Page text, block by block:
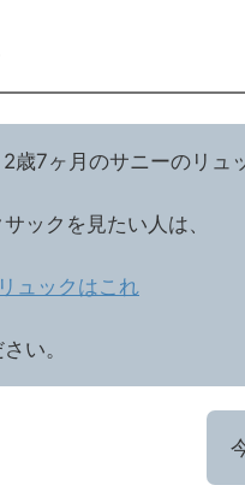
歳7ヶ月のサニーのリュ
ックを見たい人は、
ュックはこれ
い。